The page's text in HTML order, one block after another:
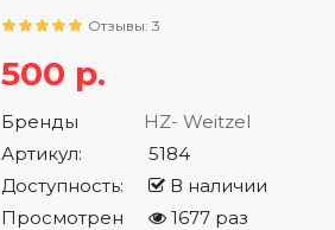
Отзывы: 3
500 р.
Бренды
HZ- Weitzel
Артикул:
5184
Доступность:
В наличии
Просмотрен
1677 раз